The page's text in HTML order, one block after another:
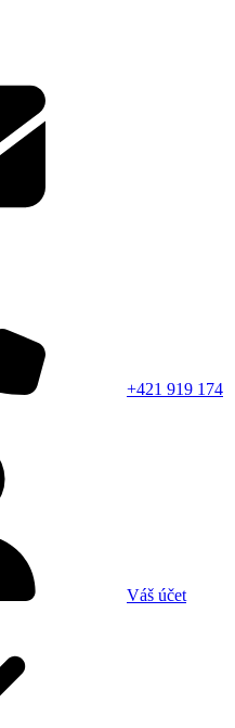
+421 919 174
Váš účet